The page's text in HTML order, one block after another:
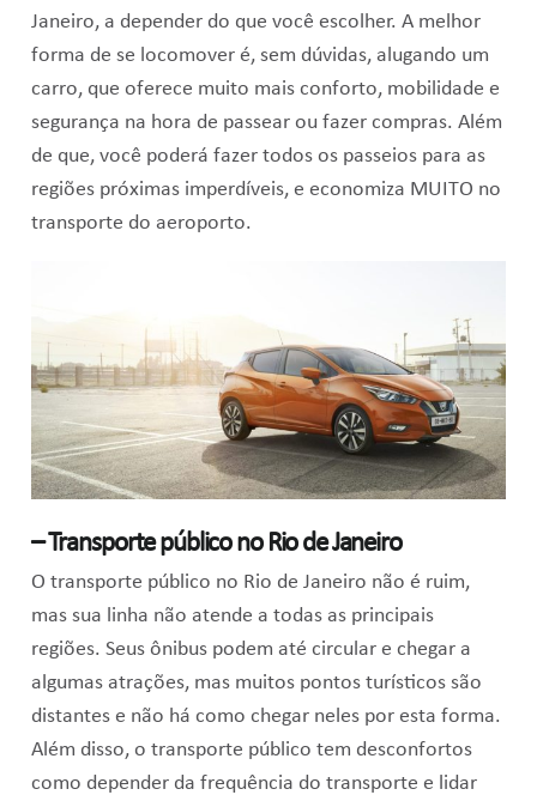
Janeiro, a depender do que você escolher. A melhor
forma de se locomover é, sem dúvidas, alugando um
carro, que oferece muito mais conforto, mobilidade e
segurança na hora de passear ou fazer compras. Além
de que, você poderá fazer todos os passeios para as
regiões próximas imperdíveis, e economiza MUITO no
transporte do aeroporto.
– Transporte público no Rio de Janeiro
O transporte público no Rio de Janeiro não é ruim,
mas sua linha não atende a todas as principais
regiões. Seus ônibus podem até circular e chegar a
algumas atrações, mas muitos pontos turísticos são
distantes e não há como chegar neles por esta forma.
Além disso, o transporte público tem desconfortos
como depender da frequência do transporte e lidar